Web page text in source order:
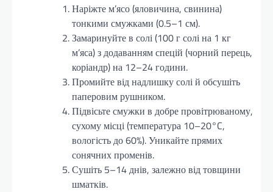
Наріжте м’ясо (яловичина, свинина)
тонкими смужками (0.5–1 см).
Замаринуйте в солі (100 г солі на 1 кг
м’яса) з додаванням спецій (чорний перець,
коріандр) на 12–24 години.
Промийте від надлишку солі й обсушіть
паперовим рушником.
Підвісьте смужки в добре провітрюваному,
сухому місці (температура 10–20°C,
вологість до 60%). Уникайте прямих
сонячних променів.
Сушіть 5–14 днів, залежно від товщини
шматків.